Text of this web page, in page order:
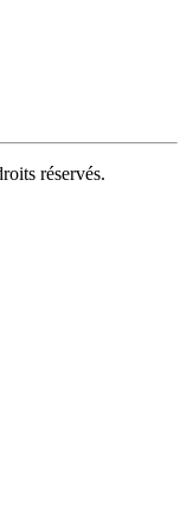
réservés.